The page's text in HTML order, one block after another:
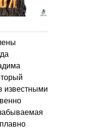
известными